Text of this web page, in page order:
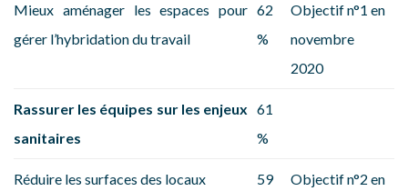
Mieux aménager les espaces pour
gérer l’hybridation du travail
62
%
Objectif n°1 en
novembre
2020
Rassurer les équipes sur les enjeux
sanitaires
61
%
Réduire les surfaces des locaux
59
Objectif n°2 en